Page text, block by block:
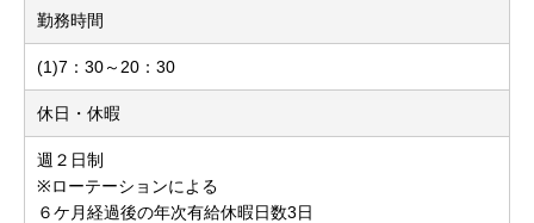
勤務時間
(1)7：30～20：30
休日・休暇
週２日制
※ローテーションによる
６ケ月経過後の年次有給休暇日数3日